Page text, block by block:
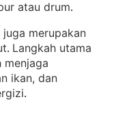
atau drum.
merupakan
. Langkah utama
menjaga
ikan, dan
.